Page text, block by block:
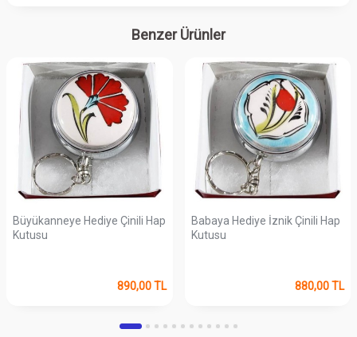
Benzer Ürünler
Büyükanneye Hediye Çinili Hap
Kutusu
890,00TL
Babaya Hediye İznik Çinili Hap
Kutusu
880,00TL